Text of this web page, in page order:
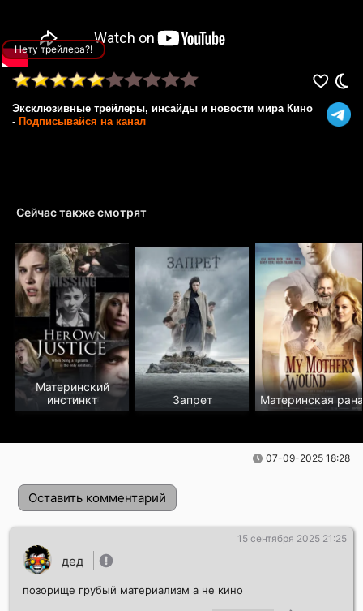
Нету трейлера?!
Эксклюзивные трейлеры, инсайды и новости мира Кино
- Подписывайся на канал
Сейчас также смотрят
Материнский
инстинкт
Запрет Материнская рана
07-09-2025 18:28
Оставить комментарий
дед
15 сентября 2025 21:25
позорище грубый материализм а не кино